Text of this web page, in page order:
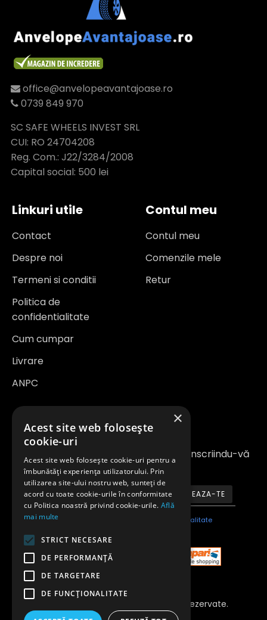
office@anvelopeavantajoase.ro
0739 849 970
SC SAFE WHEELS INVEST SRL
CUI: RO 24704208
Reg. Com.: J22/3284/2008
Capital social: 500 lei
Linkuri utile
Contact
Despre noi
Termeni si conditii
Politica de
confidentialitate
Cum cumpar
Livrare
ANPC
Contul meu
Contul meu
Comenzile mele
Retur
Newsletter
Fiți la curent cu noutățile și promoțiile înscriindu-vă
la newsletter-ul nostru
ABONEAZA-TE
Am citit şi sunt de acord cu Politica de confidentialitate
Copyright 2023 © Toate Drepturile Rezervate.
Anvelopeavantajoase.ro
×
Acest site web folosește
cookie-uri
Acest site web folosește cookie-uri pentru a
îmbunătăți experiența utilizatorului. Prin
utilizarea site-ului nostru web, sunteți de
acord cu toate cookie-urile în conformitate
cu Politica noastră privind cookie-urile. Află
mai multe
STRICT NECESARE
DE PERFORMANȚĂ
DE TARGETARE
DE FUNCŢIONALITATE